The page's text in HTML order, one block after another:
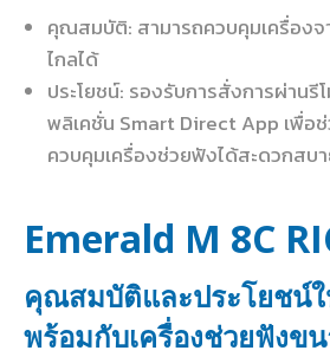
คุณสมบัติ: สามารถควบคุมเครื่องจ
ไกลได้
ประโยชน์: รองรับการสั่งการผ่านรี
พลิเคชั่น Smart Direct App เพื่อ
ควบคุมเครื่องช่วยฟังได้สะดวกสบ
Emerald M 8C
คุณสมบัติและประโยชน์
พร้อมกับเครื่องช่วยฟังข